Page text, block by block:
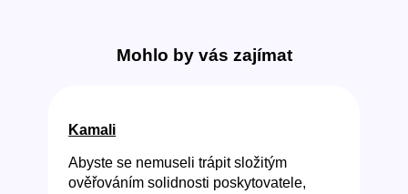
Mohlo by vás zajímat
Kamali
Abyste se nemuseli trápit složitým
ověřováním solidnosti poskytovatele,